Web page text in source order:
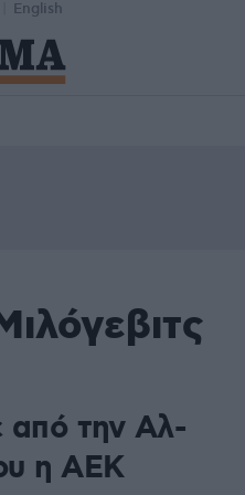
English
από την Αλ-
η ΑΕΚ